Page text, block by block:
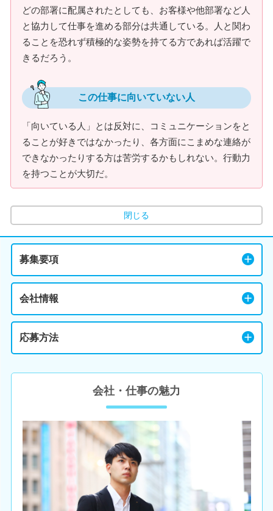
どの部署に配属されたとしても、お客様や他部署など人
と協力して仕事を進める部分は共通している。人と関わ
ることを恐れず積極的な姿勢を持てる方であれば活躍で
きるだろう。
この仕事に向いていない人
「向いている人」とは反対に、コミュニケーションをと
ることが好きではなかったり、各方面にこまめな連絡が
できなかったりする方は苦労するかもしれない。行動力
を持つことが大切だ。
閉じる
募集要項
会社情報
応募方法
会社・仕事の魅力